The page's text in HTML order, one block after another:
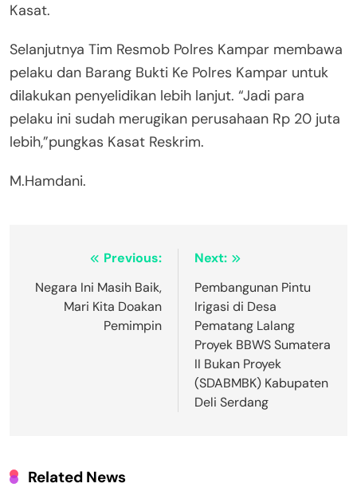
Kasat.
Selanjutnya Tim Resmob Polres Kampar membawa
pelaku dan Barang Bukti Ke Polres Kampar untuk
dilakukan penyelidikan lebih lanjut. “Jadi para
pelaku ini sudah merugikan perusahaan Rp 20 juta
lebih,”pungkas Kasat Reskrim.
M.Hamdani.
Navigasi
pos
Previous:
Negara Ini Masih Baik,
Mari Kita Doakan
Pemimpin
Next:
Pembangunan Pintu
Irigasi di Desa
Pematang Lalang
Proyek BBWS Sumatera
II Bukan Proyek
(SDABMBK) Kabupaten
Deli Serdang
Related News